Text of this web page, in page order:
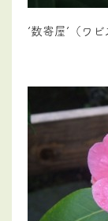
’数寄屋’（ワビ